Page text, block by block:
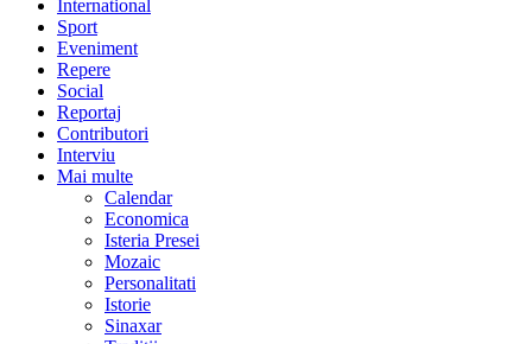
International
Sport
Eveniment
Repere
Social
Reportaj
Contributori
Interviu
Mai multe
Calendar
Economica
Isteria Presei
Mozaic
Personalitati
Istorie
Sinaxar